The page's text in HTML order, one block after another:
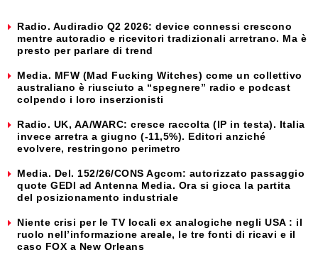
Radio. Audiradio Q2 2026: device connessi crescono
mentre autoradio e ricevitori tradizionali arretrano. Ma è
presto per parlare di trend
Media. MFW (Mad Fucking Witches) come un collettivo
australiano è riusciuto a “spegnere” radio e podcast
colpendo i loro inserzionisti
Radio. UK, AA/WARC: cresce raccolta (IP in testa). Italia
invece arretra a giugno (-11,5%). Editori anziché
evolvere, restringono perimetro
Media. Del. 152/26/CONS Agcom: autorizzato passaggio
quote GEDI ad Antenna Media. Ora si gioca la partita
del posizionamento industriale
Niente crisi per le TV locali ex analogiche negli USA : il
ruolo nell’informazione areale, le tre fonti di ricavi e il
caso FOX a New Orleans